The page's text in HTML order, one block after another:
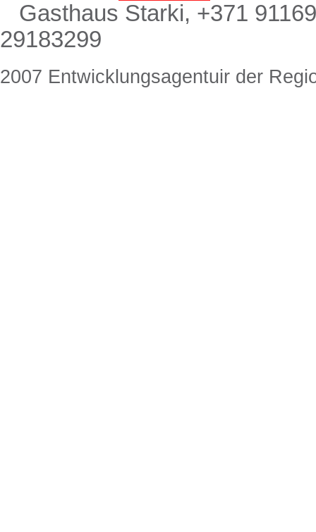
Gasthaus Starki, +371
29183299
2007 Entwicklungsagentuir der